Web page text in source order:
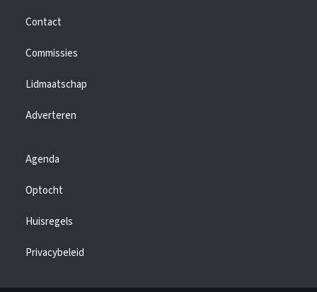
Contact
Commissies
Lidmaatschap
Adverteren
Agenda
Optocht
Huisregels
Privacybeleid